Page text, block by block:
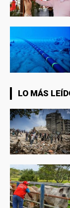
LO MÁS